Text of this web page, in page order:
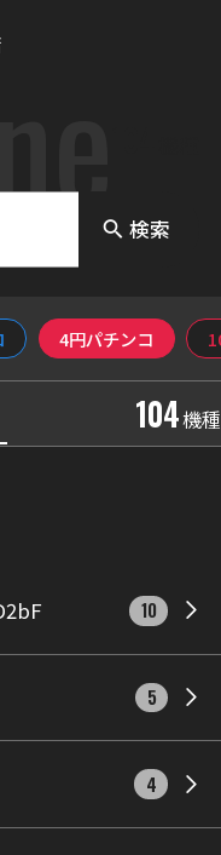
search 検索
4円パチンコ
104機種
10
5
4